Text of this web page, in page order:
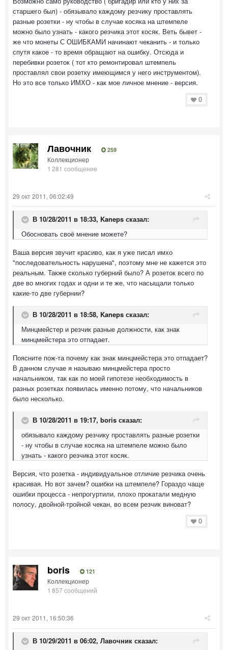
старшего был) - обязывало каждому резчику проставлять
разные розетки - ну чтобы в случае косяка на штемпеле
можно было узнать - какого резчика этот косяк. Веть бывет -
же что монеты С ОШИБКАМИ начинают чеканить - и только
спутя какое - то время обращают на ошибку. Отсюда и
перебивки розеток ( тот кто ремонтировал штемпель
проставлял свои розетку имеющимся у него инструментом).
Но это все только ИМХО - как мое личное мнение - версия.
0
Лавочник 259
Коллекционер
1 281 сообщение
29 окт 2011, 06:02:49
В 10/28/2011 в 18:33, Kaneps сказал:
Обосновать своё мнение можете?
Ваша версия звучит красиво, как я уже писал имхо
"последовательность нарушена", поэтому мне не кажется это
реальным. Также сколько губерний было? А розеток всего по
две во многих годах и одни и те же, что насыщали только
какие-то две губернии?
В 10/28/2011 в 18:58, Kaneps сказал:
Минцмейстер и резчик разные должности, как знак
минцмейстера это отпадает.
Поясните пож-та почему как знак минцмейстера это отпадает?
В данном случае я называю минцмейстера просто
начальником, так как по моей гипотезе необходимость в
разных розетках появилась именно потому, что начальников
было несколько.
В 10/28/2011 в 19:17, boris сказал:
обязывало каждому резчику проставлять разные розетки
- ну чтобы в случае косяка на штемпеле можно было
узнать - какого резчика этот косяк.
Версия, что розетка - индивидуальное отличие резчика очень
красивая. Но вот зачем? ошибки на штемпеле? Гораздо чаще
ошибки процесса - непрогуртили, плохо прокатали медную
полосу, двойной-тройной чекан, во всем резчик виноват?
0
boris 121
Коллекционер
1 857 сообщений
29 окт 2011, 16:50:36
В 10/29/2011 в 06:02, Лавочник сказал: